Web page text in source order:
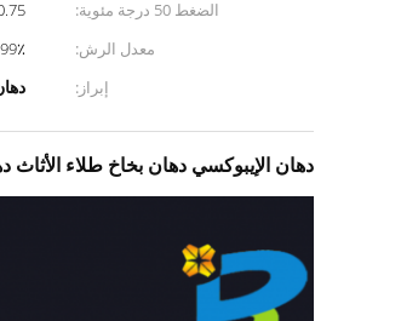
الضغط 50 درجة مئوية:
0.75 ميجا
معدل الرش:
99٪
إبراز:
دهان الإيبوكسي دهان بخاخ طلاء